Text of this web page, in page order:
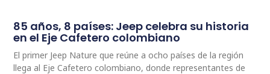
85 años, 8 países: Jeep celebra su historia
en el Eje Cafetero colombiano
El primer Jeep Nature que reúne a ocho países de la región
llega al Eje Cafetero colombiano, donde representantes de